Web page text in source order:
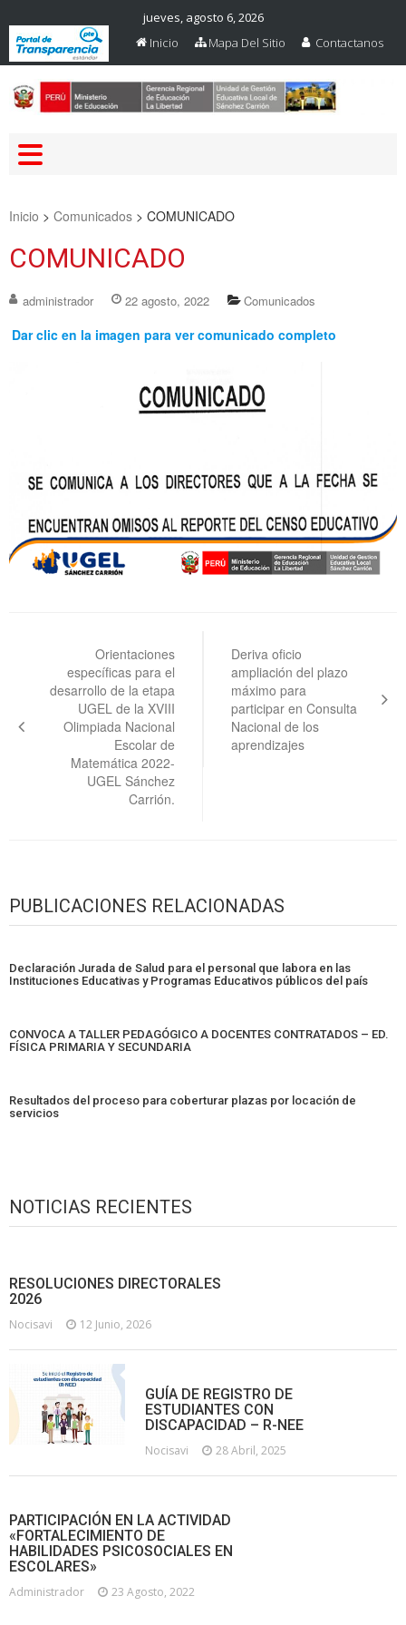
jueves, agosto 6, 2026
Inicio
Mapa Del Sitio Contactanos
Inicio > Comunicados > COMUNICADO
COMUNICADO
administrador 22 agosto, 2022 Comunicados
Dar clic en la imagen para ver comunicado completo
entradas
Orientaciones
específicas para el
desarrollo de la etapa
UGEL de la XVIII
Olimpiada Nacional
Escolar de
Matemática 2022-
UGEL Sánchez
Carrión.
Deriva oficio
ampliación del plazo
máximo para
participar en Consulta
Nacional de los
aprendizajes
PUBLICACIONES RELACIONADAS
Declaración Jurada de Salud para el personal que labora en las
Instituciones Educativas y Programas Educativos públicos del país
CONVOCA A TALLER PEDAGÓGICO A DOCENTES CONTRATADOS – ED.
FÍSICA PRIMARIA Y SECUNDARIA
Resultados del proceso para coberturar plazas por locación de
servicios
NOTICIAS RECIENTES
RESOLUCIONES DIRECTORALES
2026
Nocisavi 12 Junio, 2026
GUÍA DE REGISTRO DE
ESTUDIANTES CON
DISCAPACIDAD – R-NEE
Nocisavi 28 Abril, 2025
PARTICIPACIÓN EN LA ACTIVIDAD
«FORTALECIMIENTO DE
HABILIDADES PSICOSOCIALES EN
ESCOLARES»
Administrador 23 Agosto, 2022